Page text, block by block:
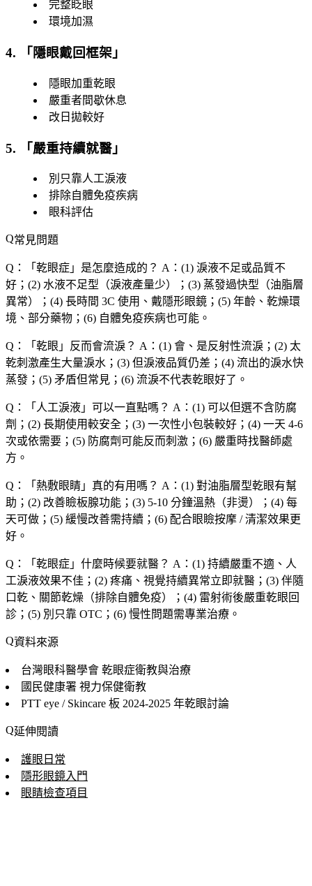
完整眨眼
環境加濕
4. 「 隱眼戴回框架 」
隱眼加重乾眼
嚴重者間歇休息
改日拋較好
5. 「嚴重持續就醫 」
別只靠人工淚液
排除自體免疫疾病
眼科評估
常見問題
Q：「 乾眼症 」是怎麼造成的？ A：(1) 淚液不足或品質不
好；(2) 水液不足型（淚液產量少）；(3) 蒸發過快型（油脂層
異常）；(4) 長時間 3C 使用、戴隱形眼鏡；(5) 年齡、乾燥環
境、部分藥物；(6) 自體免疫疾病也可能。
Q：「 乾眼 」反而會流淚？ A：(1) 會、是反射性流淚；(2) 太
乾刺激產生大量淚水；(3) 但淚液品質仍差；(4) 流出的淚水快
蒸發；(5) 矛盾但常見；(6) 流淚不代表乾眼好了。
Q：「 人工淚液 」可以一直點嗎？ A：(1) 可以但選不含防腐
劑；(2) 長期使用較安全；(3) 一次性小包裝較好；(4) 一天 4-6
次或依需要；(5) 防腐劑可能反而刺激；(6) 嚴重時找醫師處
方。
Q：「 熱敷眼睛 」真的有用嗎？ A：(1) 對油脂層型乾眼有幫
助；(2) 改善瞼板腺功能；(3) 5-10 分鐘溫熱（非燙）；(4) 每
天可做；(5) 緩慢改善需持續；(6) 配合眼瞼按摩 / 清潔效果更
好。
Q：「 乾眼症 」什麼時候要就醫？ A：(1) 持續嚴重不適、人
工淚液效果不佳；(2) 疼痛、視覺持續異常立即就醫；(3) 伴隨
口乾、關節乾燥（排除自體免疫）；(4) 雷射術後嚴重乾眼回
診；(5) 別只靠 OTC；(6) 慢性問題需專業治療。
資料來源
台灣眼科醫學會 乾眼症衛教與治療
國民健康署 視力保健衛教
PTT eye / Skincare 板 2024-2025 年乾眼討論
延伸閱讀
護眼日常
隱形眼鏡入門
眼睛檢查項目